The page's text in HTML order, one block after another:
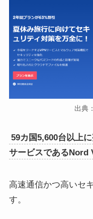
出典
59カ国5,600台以上
サービスであるNord
高速通信かつ高いセ
す。